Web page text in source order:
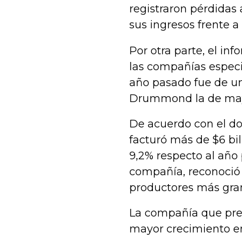
registraron pérdidas
sus ingresos frente a
Por otra parte, el
las compañías
año pasado fue de
Drummond la de
De acuerdo con el
facturó más de $6
9,2% respecto al
compañía,
productores más
La compañía que
mayor crecimiento